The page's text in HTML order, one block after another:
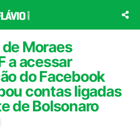
Moraes
a acessar
do Facebook
contas ligadas
de Bolsonaro